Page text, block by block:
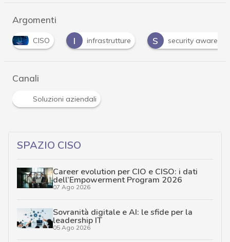
Argomenti
CISO infrastrutture S security awareness
Canali
Soluzioni aziendali
SPAZIO CISO
Career evolution per CIO e CISO: i dati
dell’Empowerment Program 2026
07 Ago 2026
Sovranità digitale e AI: le sfide per la
leadership IT
05 Ago 2026